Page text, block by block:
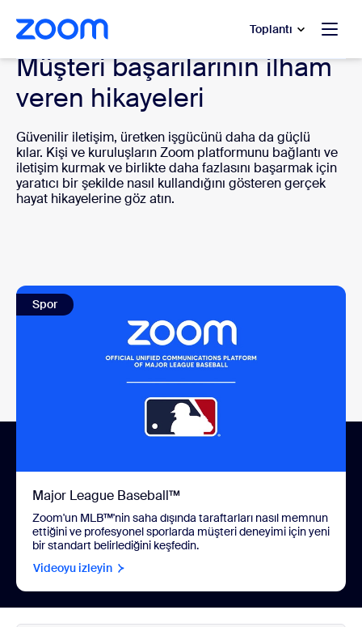
içeriğe atla
yardımına atla Toplantı
Müşteri başarılarının ilham
veren hikayeleri
Güvenilir iletişim, üretken işgücünü daha da güçlü
kılar. Kişi ve kuruluşların Zoom platformunu bağlantı ve
iletişim kurmak ve birlikte daha fazlasını başarmak için
yaratıcı bir şekilde nasıl kullandığını gösteren gerçek
hayat hikayelerine göz atın.
Spor
Major League Baseball™
Zoom'un MLB™'nin saha dışında taraftarları nasıl memnun
ettiğini ve profesyonel sporlarda müşteri deneyimi için yeni
bir standart belirlediğini keşfedin.
Videoyu izleyin